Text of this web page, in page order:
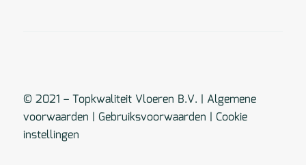
© 2021 – Topkwaliteit Vloeren B.V. | Algemene
voorwaarden | Gebruiksvoorwaarden | Cookie
instellingen